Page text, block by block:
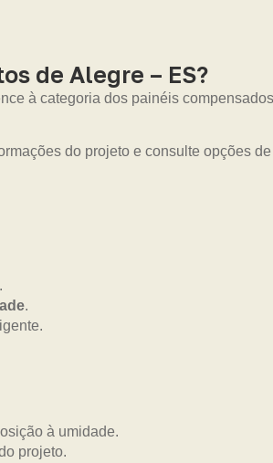
de Alegre – ES?
à categoria dos painéis
do projeto e consulte opções de
.
à umidade.
projeto.